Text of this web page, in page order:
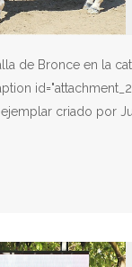
de Bronce en la
criado por